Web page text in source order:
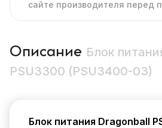
сайте производителя перед
Описание Блок
PSU3300 (PSU3400-03)
Блок питания Dragonball